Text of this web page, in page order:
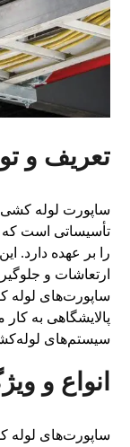
تعریف و
ساپورت لوله
تأسیساتی است که
را بر عهده دارد.
ارتعاشات و
ساپورت‌های لوله
پالایشگاهی به
سیستم‌های
انواع و
ساپورت‌های لوله